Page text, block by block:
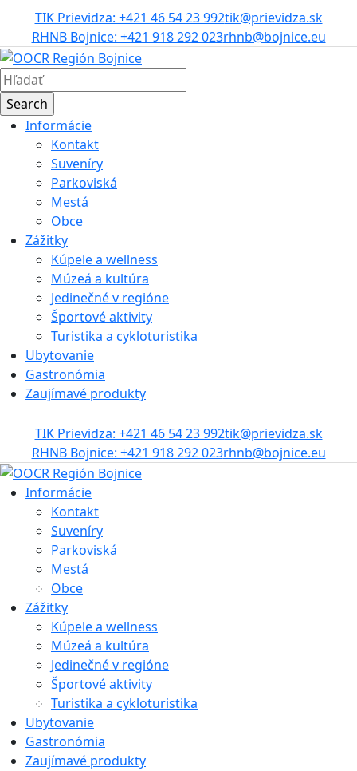
TIK Prievidza: +421 46 54 23 992tik@prievidza.sk
RHNB Bojnice: +421 918 292 023rhnb@bojnice.eu
Informácie
Kontakt
Suveníry
Parkoviská
Mestá
Obce
Zážitky
Kúpele a wellness
Múzeá a kultúra
Jedinečné v regióne
Športové aktivity
Turistika a cykloturistika
Ubytovanie
Gastronómia
Zaujímavé produkty
TIK Prievidza: +421 46 54 23 992tik@prievidza.sk
RHNB Bojnice: +421 918 292 023rhnb@bojnice.eu
Informácie
Kontakt
Suveníry
Parkoviská
Mestá
Obce
Zážitky
Kúpele a wellness
Múzeá a kultúra
Jedinečné v regióne
Športové aktivity
Turistika a cykloturistika
Ubytovanie
Gastronómia
Zaujímavé produkty